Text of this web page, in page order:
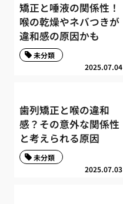
矯正と唾液の関係性！
喉の乾燥やネバつきが
違和感の原因かも
2025.07.04
未分類
歯列矯正と喉の違和
感？その意外な関係性
と考えられる原因
2025.07.03
未分類